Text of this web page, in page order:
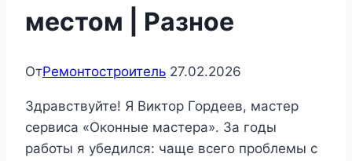
местом | Разное
ОтРемонтостроитель 27.02.2026
Здравствуйте! Я Виктор Гордеев, мастер
сервиса «Оконные мастера». За годы
работы я убедился: чаще всего проблемы с